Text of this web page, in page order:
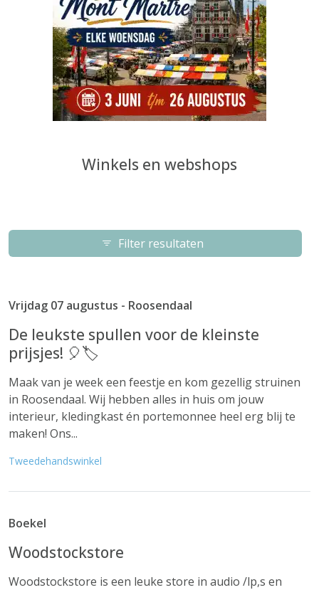
Winkels en webshops
Filter resultaten
Vrijdag 07 augustus - Roosendaal
De leukste spullen voor de kleinste
prijsjes! 🎈🏷️
Maak van je week een feestje en kom gezellig struinen
in Roosendaal. Wij hebben alles in huis om jouw
interieur, kledingkast én portemonnee heel erg blij te
maken! Ons...
Tweedehandswinkel
Boekel
Woodstockstore
Woodstockstore is een leuke store in audio /lp,s en